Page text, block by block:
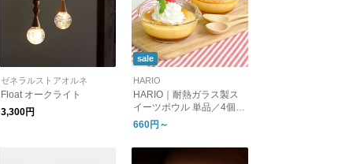
ゼネラルストアオルネ
Float オークライト
3,300円
sale
HARIO
HARIO｜耐熱ガラス製ス
イーツボウル 単品／4個セ
ット
660円～